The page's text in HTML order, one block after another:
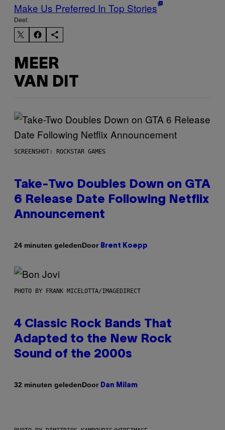
Make Us Preferred In Top Stories
Deel:
MEER
VAN DIT
SCREENSHOT: ROCKSTAR GAMES
Take-Two Doubles Down on GTA
6 Release Date Following Netflix
Announcement
24 minuten geledenDoor Brent Koepp
PHOTO BY FRANK MICELOTTA/IMAGEDIRECT
4 Classic Rock Bands That
Adapted to the New Rock
Sound of the 2000s
32 minuten geledenDoor Dan Milam